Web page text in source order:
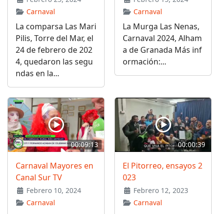
Carnaval
La comparsa Las Mari
Pilis, Torre del Mar, el
24 de febrero de 202
4, quedaron las segu
ndas en la...
Carnaval
La Murga Las Nenas,
Carnaval 2024, Alham
a de Granada Más inf
ormación:...
00:09:13
Carnaval Mayores en
Canal Sur TV
Febrero 10, 2024
Carnaval
00:00:39
El Pitorreo, ensayos 2
023
Febrero 12, 2023
Carnaval